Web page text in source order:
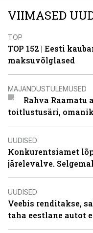
VIIMASED
TOP
TOP 152 | Eesti
maksuvõlglased
MAJANDUSTULEMUSED
Rahva
toitlustusäri,
UUDISED
Konkurentsiamet
järelevalve.
UUDISED
Veebis renditakse,
taha eestlane autot